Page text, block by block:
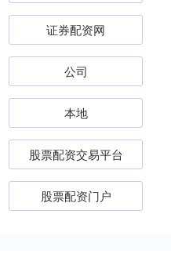
证券配资网
公司
本地
股票配资交易平台
股票配资门户